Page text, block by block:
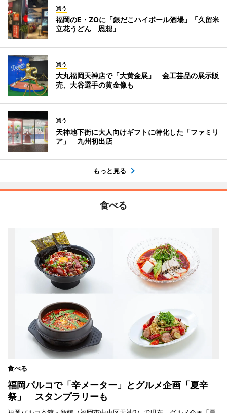
買う
福岡のE・ZOに「銀だこハイボール酒場」「久留米
立花うどん 恩想」
買う
大丸福岡天神店で「大黄金展」 金工芸品の展示販
売、大谷選手の黄金像も
買う
天神地下街に大人向けギフトに特化した「ファミリ
ア」 九州初出店
もっと見る
食べる
食べる
福岡パルコで「辛メーター」とグルメ企画「夏辛
祭」 スタンプラリーも